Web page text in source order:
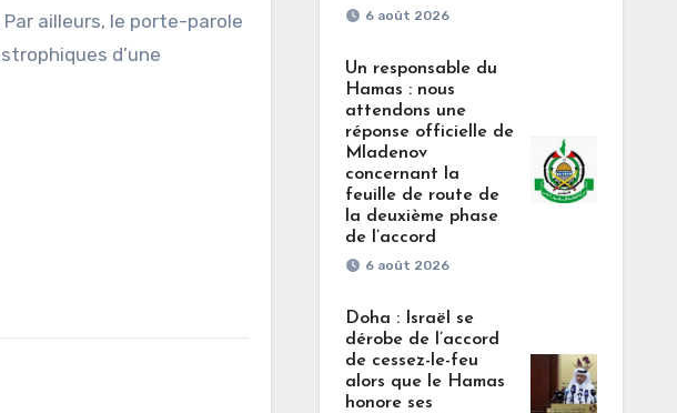
ailleurs, le porte-parole
d’une
6 août 2026
Un responsable du
Hamas : nous
attendons une
réponse officielle de
Mladenov
concernant la
feuille de route de
la deuxième phase
de l’accord
6 août 2026
Doha : Israël se
dérobe de l’accord
de cessez-le-feu
alors que le Hamas
honore ses